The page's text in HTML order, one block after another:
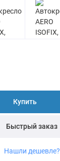
Купить
Быстрый заказ
Нашли дешевле?